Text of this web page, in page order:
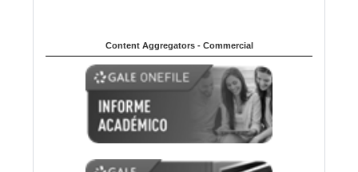
Content Aggregators - Commercial